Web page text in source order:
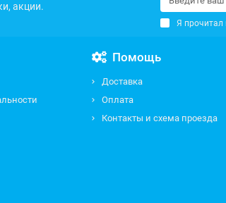
акции.
Я прочитал
Помощь
Доставка
Оплата
Контакты и схема проезда